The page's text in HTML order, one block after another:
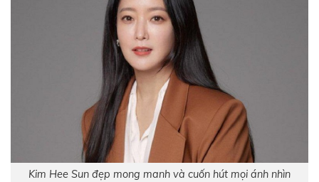
Kim Hee Sun đẹp mong manh và cuốn hút mọi ánh nhìn